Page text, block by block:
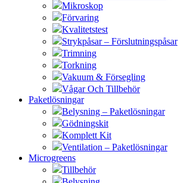
Mikroskop
Förvaring
Kvalitetstest
Strykpåsar – Förslutningspåsar
Trimning
Torkning
Vakuum & Försegling
Vågar Och Tillbehör
Paketlösningar
Belysning – Paketlösningar
Gödningskit
Komplett Kit
Ventilation – Paketlösningar
Microgreens
Tillbehör